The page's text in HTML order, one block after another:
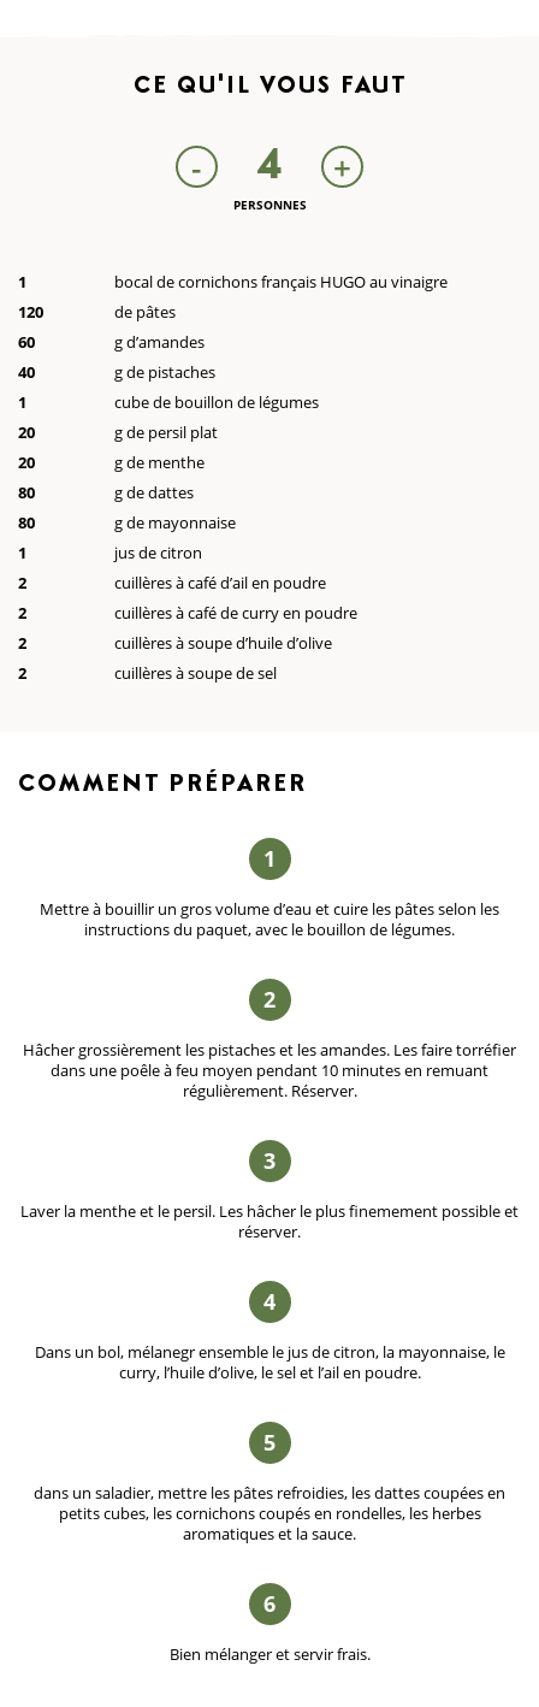
CE QU'IL VOUS FAUT
- 4 +
PERSONNES
1
bocal de cornichons français HUGO au vinaigre
120
de pâtes
60
g d’amandes
40
g de pistaches
1
cube de bouillon de légumes
20
g de persil plat
20
g de menthe
80
g de dattes
80
g de mayonnaise
1
jus de citron
2
cuillères à café d’ail en poudre
2
cuillères à café de curry en poudre
2
cuillères à soupe d’huile d’olive
2
cuillères à soupe de sel
COMMENT PRÉPARER
1
Mettre à bouillir un gros volume d’eau et cuire les pâtes selon les
instructions du paquet, avec le bouillon de légumes.
2
Hâcher grossièrement les pistaches et les amandes. Les faire torréfier
dans une poêle à feu moyen pendant 10 minutes en remuant
régulièrement. Réserver.
3
Laver la menthe et le persil. Les hâcher le plus finemement possible et
réserver.
4
Dans un bol, mélanegr ensemble le jus de citron, la mayonnaise, le
curry, l’huile d’olive, le sel et l’ail en poudre.
5
dans un saladier, mettre les pâtes refroidies, les dattes coupées en
petits cubes, les cornichons coupés en rondelles, les herbes
aromatiques et la sauce.
6
Bien mélanger et servir frais.